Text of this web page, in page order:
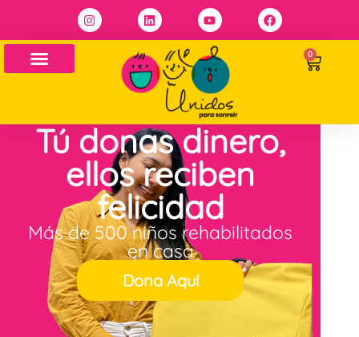
0
Tú donas dinero,
ellos reciben
felicidad
Más de 500 niños rehabilitados
en casa
Dona Aquí